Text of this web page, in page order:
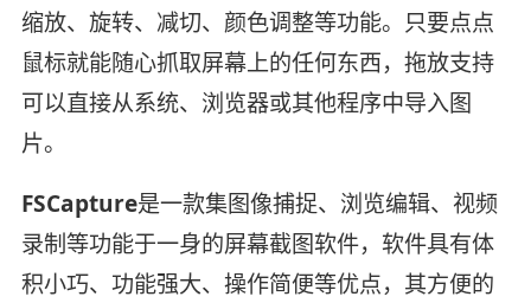
缩放、旋转、减切、颜色调整等功能。只要点点
鼠标就能随心抓取屏幕上的任何东西，拖放支持
可以直接从系统、浏览器或其他程序中导入图
片。
FSCapture是一款集图像捕捉、浏览编辑、视频
录制等功能于一身的屏幕截图软件，软件具有体
积小巧、功能强大、操作简便等优点，其方便的